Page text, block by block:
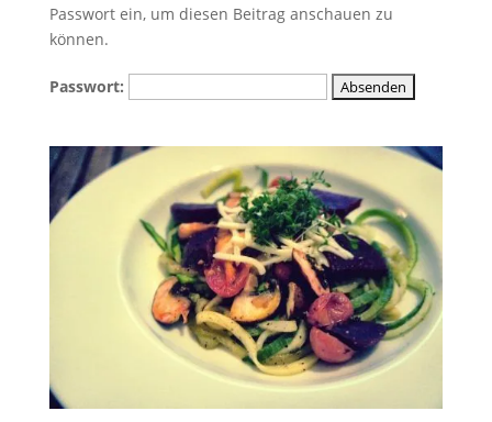
Passwort ein, um diesen Beitrag anschauen zu
können.
Passwort: